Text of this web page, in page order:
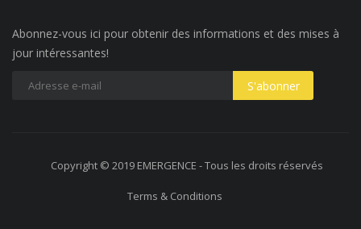
Abonnez-vous ici pour obtenir des informations et des mises à
jour intéressantes!
Copyright © 2019 EMERGENCE - Tous les droits réservés
Terms & Conditions